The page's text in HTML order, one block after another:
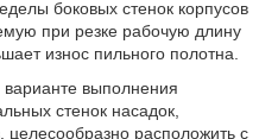
боковых стенок корпусов
при резке рабочую длину
износ пильного полотна.
выполнения
стенок насадок,
целесообразно расположить с